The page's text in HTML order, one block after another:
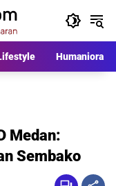
Humaniora
Medan:
Sembako